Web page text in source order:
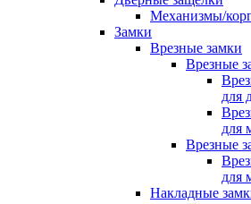
Механизмы/
Замки
Врезные замки
Врезные
для
для
Врезные
для
Накладные